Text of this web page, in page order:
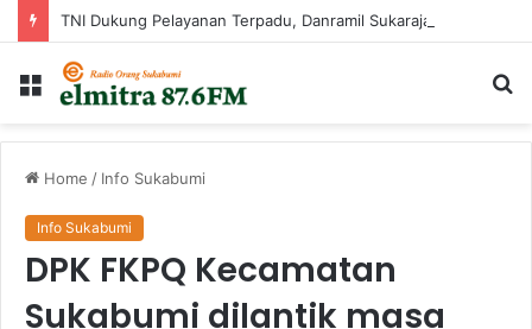
Menu
Home / Info Sukabumi
Info Sukabumi
DPK FKPQ Kecamatan
Sukabumi dilantik masa